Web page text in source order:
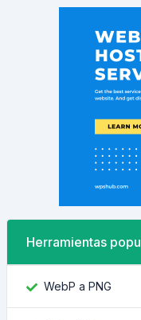
Herramientas
WebP a PNG